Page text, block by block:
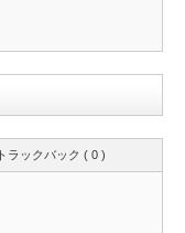
トラックバック ( 0 )